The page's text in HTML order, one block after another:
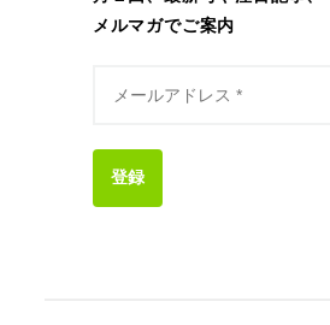
メルマガでご案内
登録